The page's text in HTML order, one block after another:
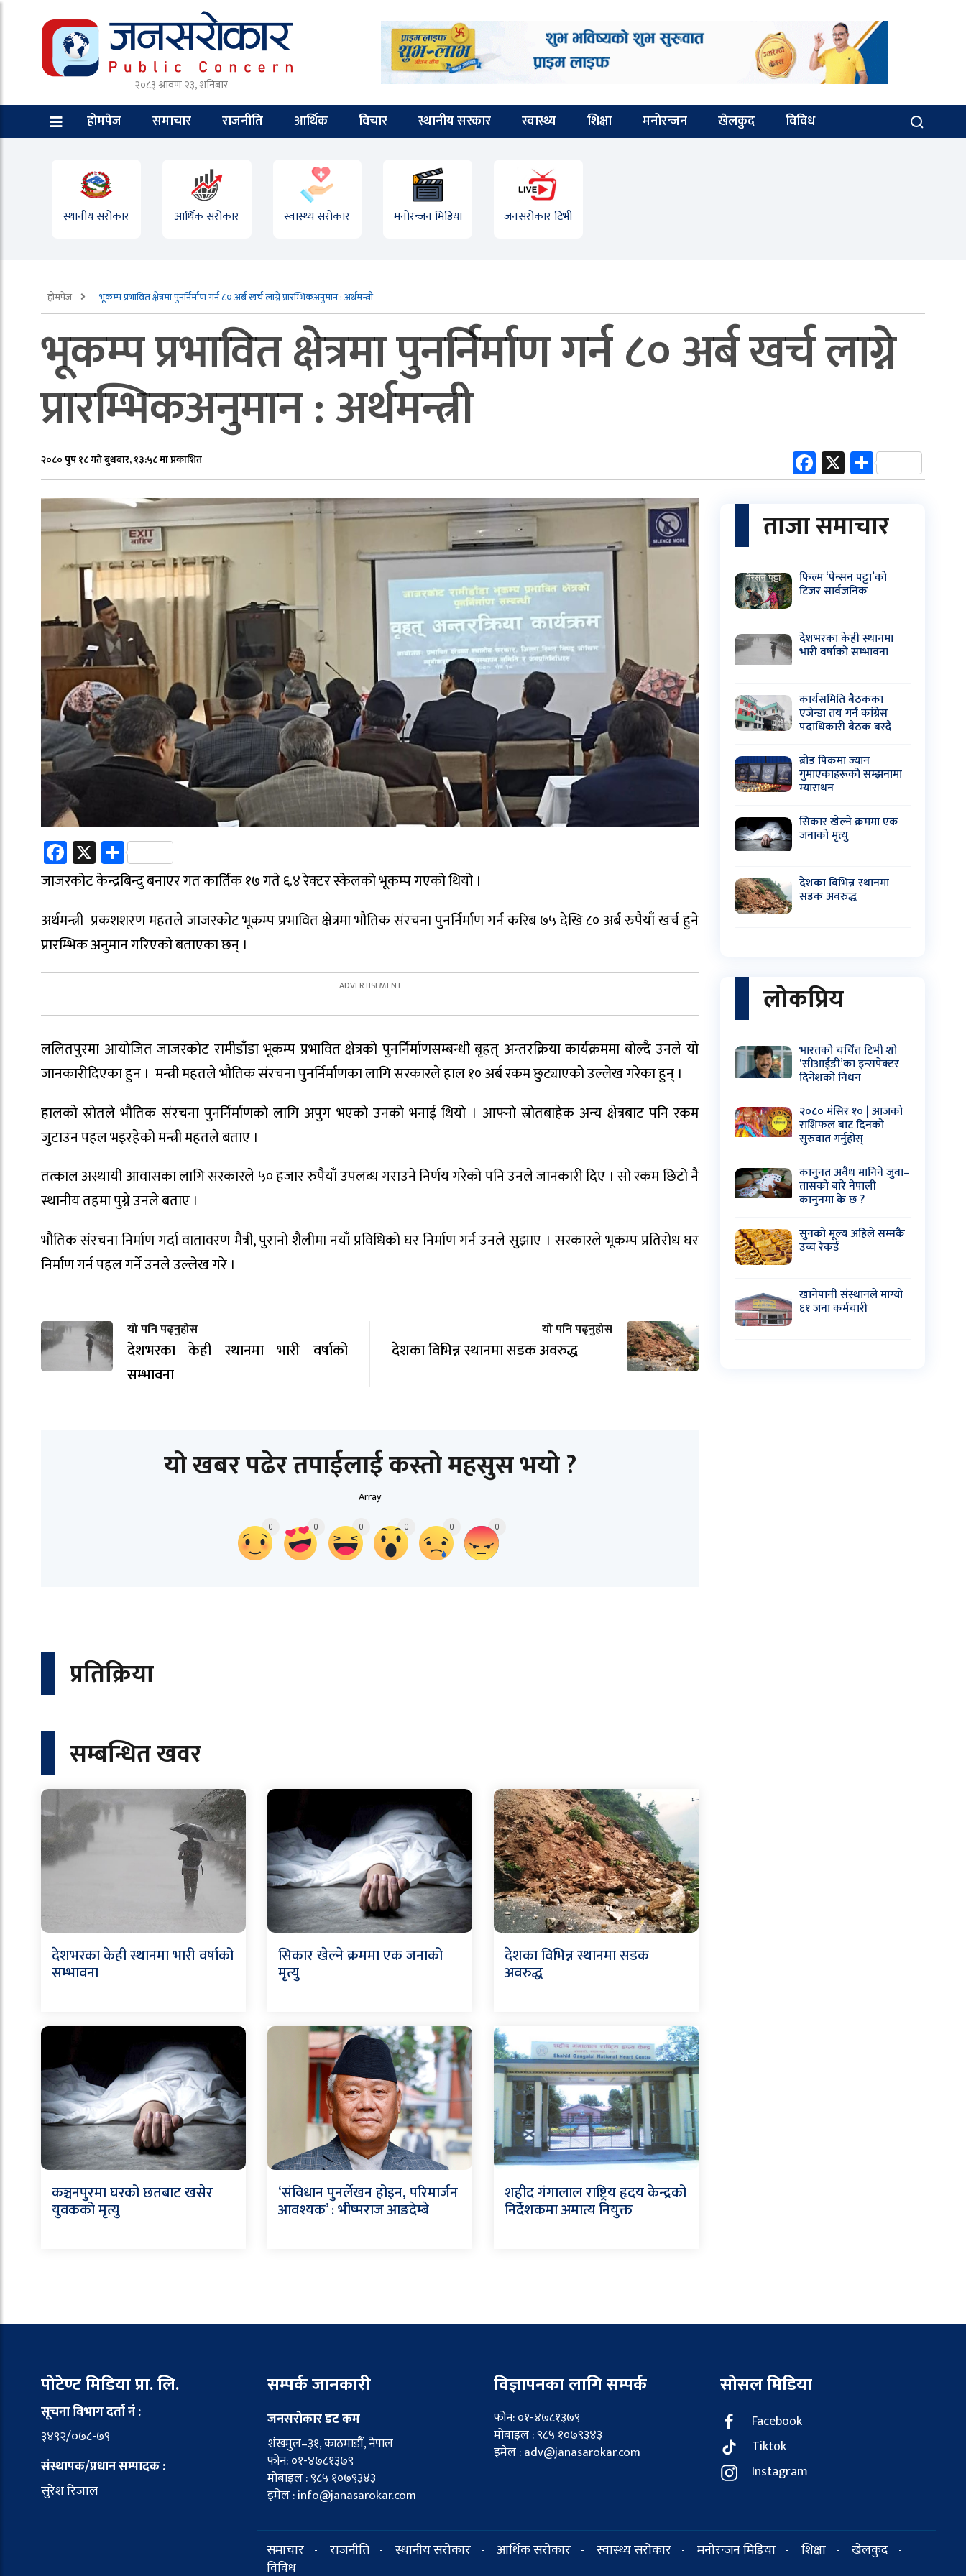
२०८३ श्रावण २३, शनिबार
होमपेज समाचार राजनीति आर्थिक विचार स्थानीय सरकार स्वास्थ्य शिक्षा मनोरन्जन खेलकुद विविध
स्थानीय सरोकार आर्थिक सरोकार स्वास्थ्य सरोकार मनोरन्जन मिडिया जनसरोकार टिभी
होमपेज भूकम्प प्रभावित क्षेत्रमा पुनर्निर्माण गर्न ८० अर्ब खर्च लाग्ने प्रारम्भिकअनुमान : अर्थमन्त्री
भूकम्प प्रभावित क्षेत्रमा पुनर्निर्माण गर्न ८० अर्ब खर्च लाग्ने
प्रारम्भिकअनुमान : अर्थमन्त्री
२०८० पुष १८ गते बुधबार, १३:५८ मा प्रकाशित Facebook
XShare
Facebook
X Share
जाजरकोट केन्द्रबिन्दु बनाएर गत कार्तिक १७ गते ६.४ रेक्टर स्केलको भूकम्प गएको थियो ।
अर्थमन्त्री प्रकशशरण महतले जाजरकोट भूकम्प प्रभावित क्षेत्रमा भौतिक संरचना पुनर्निर्माण गर्न करिब ७५ देखि ८० अर्ब रुपैयाँ खर्च हुने
प्रारम्भिक अनुमान गरिएको बताएका छन् ।
ललितपुरमा आयोजित जाजरकोट रामीडाँडा भूकम्प प्रभावित क्षेत्रको पुनर्निर्माणसम्बन्धी बृहत् अन्तरक्रिया कार्यक्रममा बोल्दै उनले यो
जानकारीदिएका हुन । मन्त्री महतले भौतिक संरचना पुनर्निर्माणका लागि सरकारले हाल १० अर्ब रकम छुट्याएको उल्लेख गरेका हुन् ।
हालको स्रोतले भौतिक संरचना पुनर्निर्माणको लागि अपुग भएको उनको भनाई थियो । आफ्नो स्रोतबाहेक अन्य क्षेत्रबाट पनि रकम
जुटाउन पहल भइरहेको मन्त्री महतले बताए ।
तत्काल अस्थायी आवासका लागि सरकारले ५० हजार रुपैयाँ उपलब्ध गराउने निर्णय गरेको पनि उनले जानकारी दिए । सो रकम छिटो नै
स्थानीय तहमा पुग्ने उनले बताए ।
भौतिक संरचना निर्माण गर्दा वातावरण मैत्री, पुरानो शैलीमा नयाँ प्रविधिको घर निर्माण गर्न उनले सुझाए । सरकारले भूकम्प प्रतिरोध घर
निर्माण गर्न पहल गर्ने उनले उल्लेख गरे ।
यो पनि पढ्नुहोस
देशभरका केही स्थानमा भारी वर्षाको
सम्भावना
यो पनि पढ्नुहोस
देशका विभिन्न स्थानमा सडक अवरुद्ध
यो खबर पढेर तपाईलाई कस्तो महसुस भयो ?
Array
0 0 0 0 0 0
प्रतिक्रिया
सम्बन्धित खवर
देशभरका केही स्थानमा भारी वर्षाको
सम्भावना
सिकार खेल्ने क्रममा एक जनाको
मृत्यु
देशका विभिन्न स्थानमा सडक
अवरुद्ध
कञ्चनपुरमा घरको छतबाट खसेर
युवकको मृत्यु
‘संविधान पुनर्लेखन होइन, परिमार्जन
आवश्यक’ : भीष्मराज आङदेम्बे
शहीद गंगालाल राष्ट्रिय हृदय केन्द्रको
निर्देशकमा अमात्य नियुक्त
ताजा समाचार
फिल्म ‘पेन्सन पट्टा’को
टिजर सार्वजनिक
देशभरका केही स्थानमा
भारी वर्षाको सम्भावना
कार्यसमिति बैठकका
एजेन्डा तय गर्न कांग्रेस
पदाधिकारी बैठक बस्दै
ब्रोड पिकमा ज्यान
गुमाएकाहरूको सम्झनामा
म्याराथन
सिकार खेल्ने क्रममा एक
जनाको मृत्यु
देशका विभिन्न स्थानमा
सडक अवरुद्ध
लोकप्रिय
भारतको चर्चित टिभी शो
‘सीआईडी’का इन्सपेक्टर
दिनेशको निधन
२०८० मंसिर १० | आजको
राशिफल बाट दिनको
सुरुवात गर्नुहोस्
कानुनत अवैध मानिने जुवा–
तासको बारे नेपाली
कानुनमा के छ ?
सुनको मूल्य अहिले सम्मकै
उच्च रेकर्ड
खानेपानी संस्थानले माग्यो
६१ जना कर्मचारी
पोटेण्ट मिडिया प्रा. लि.
सूचना विभाग दर्ता नं :
३४९२/०७८-७९
संस्थापक/प्रधान सम्पादक :
सुरेश रिजाल
सम्पर्क जानकारी
जनसरोकार डट कम
शंखमुल–३१, काठमाडौं, नेपाल
फोन: ०१-४७८१३७९
मोबाइल : ९८५ १०७९३४३
इमेल : info@janasarokar.com
विज्ञापनका लागि सम्पर्क
फोन: ०१-४७८१३७९
मोबाइल : ९८५ १०७९३४३
इमेल : adv@janasarokar.com
सोसल मिडिया
Facebook
Tiktok
Instagram
समाचार - राजनीति - स्थानीय सरोकार - आर्थिक सरोकार - स्वास्थ्य सरोकार - मनोरन्जन मिडिया - शिक्षा - खेलकुद -
विविध